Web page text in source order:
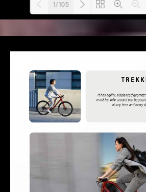
Loading PDF 10% ...
1/105